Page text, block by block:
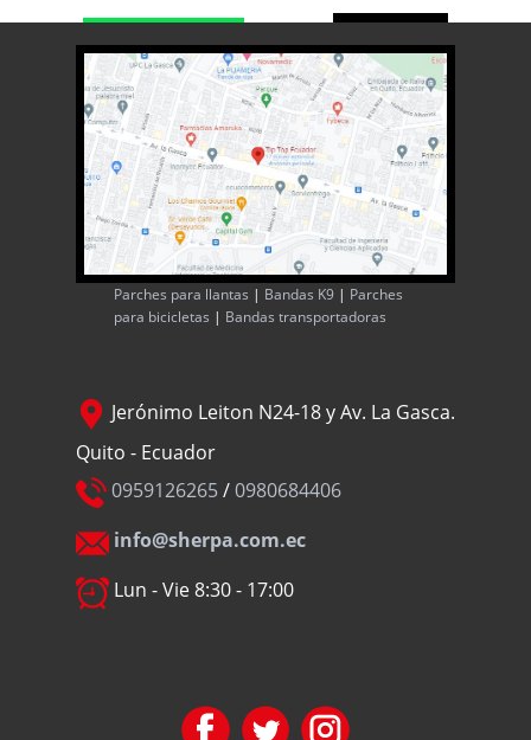
whatsapp Teléfono
Parches para llantas | Bandas K9 | Parches
para bicicletas | Bandas transportadoras
Jerónimo Leiton N24-18 y Av. La Gasca.
Quito - Ecuador
0959126265/0980684406
info@sherpa.com.ec
Lun - Vie 8:30 - 17:00